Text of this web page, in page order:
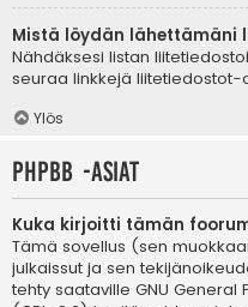
Mistä löydän lähettämäni
Nähdäksesi listan
seuraa linkkejä liitetiedostot-
Ylös
phpBB -asiat
Kuka kirjoitti tämän
Tämä sovellus (sen
julkaissut ja sen
tehty saataville GNU General